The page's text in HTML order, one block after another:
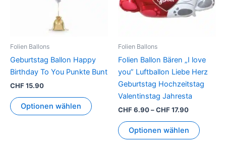
Folien Ballons
Geburtstag Ballon Happy
Birthday To You Punkte Bunt
CHF15.90
Optionen wählen
Folien Ballons
Folien Ballon Bären „I love
you” Luftballon Liebe Herz
Geburtstag Hochzeitstag
Valentinstag Jahresta
CHF6.90–CHF17.90
Optionen wählen
auf.
der
gewählt